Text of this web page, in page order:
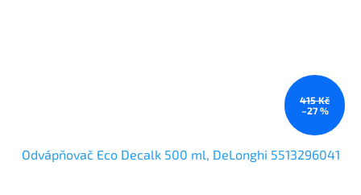
415 Kč
–27 %
Odvápňovač Eco Decalk 500 ml, DeLonghi 5513296041